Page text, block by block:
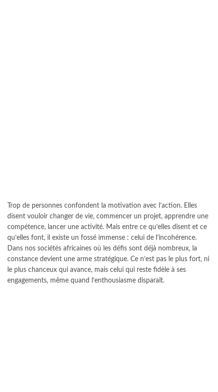
Trop de personnes confondent la motivation avec l’action. Elles
disent vouloir changer de vie, commencer un projet, apprendre une
compétence, lancer une activité. Mais entre ce qu’elles disent et ce
qu’elles font, il existe un fossé immense : celui de l’incohérence.
Dans nos sociétés africaines où les défis sont déjà nombreux, la
constance devient une arme stratégique. Ce n’est pas le plus fort, ni
le plus chanceux qui avance, mais celui qui reste fidèle à ses
engagements, même quand l’enthousiasme disparaît.